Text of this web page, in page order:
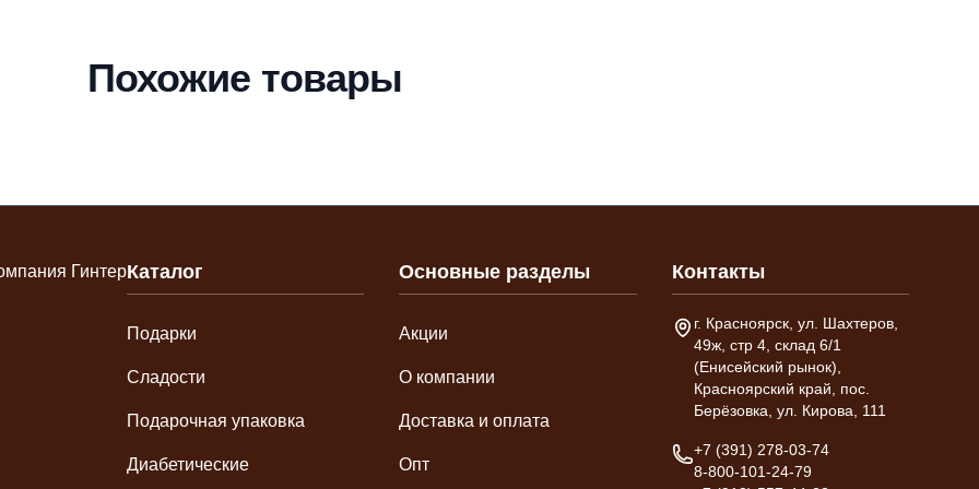
Похожие товары
Каталог
Подарки
Сладости
Подарочная упаковка
Диабетические
Основные разделы
Акции
О компании
Доставка и оплата
Опт
Контакты
Адрес склада
г. Красноярск, ул. Шахтеров,
49ж, стр 4, склад 6/1
(Енисейский рынок),
Красноярский край, пос.
Берёзовка, ул. Кирова, 111
Телефон
+7 (391) 278-03-74
8-800-101-24-79